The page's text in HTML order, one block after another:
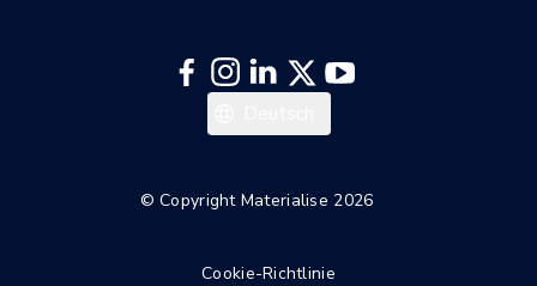
Français
© Copyright Materialise 2026
Cookie-Richtlinie